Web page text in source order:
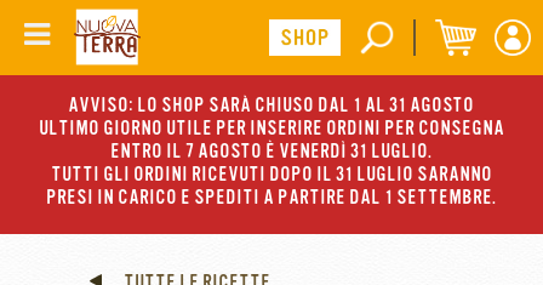
AVVISO: LO SHOP SARÀ CHIUSO DAL 1 AL 31 AGOSTO
ULTIMO GIORNO UTILE PER INSERIRE ORDINI PER CONSEGNA
ENTRO IL 7 AGOSTO È VENERDÌ 31 LUGLIO.
TUTTI GLI ORDINI RICEVUTI DOPO IL 31 LUGLIO SARANNO
PRESI IN CARICO E SPEDITI A PARTIRE DAL 1 SETTEMBRE.